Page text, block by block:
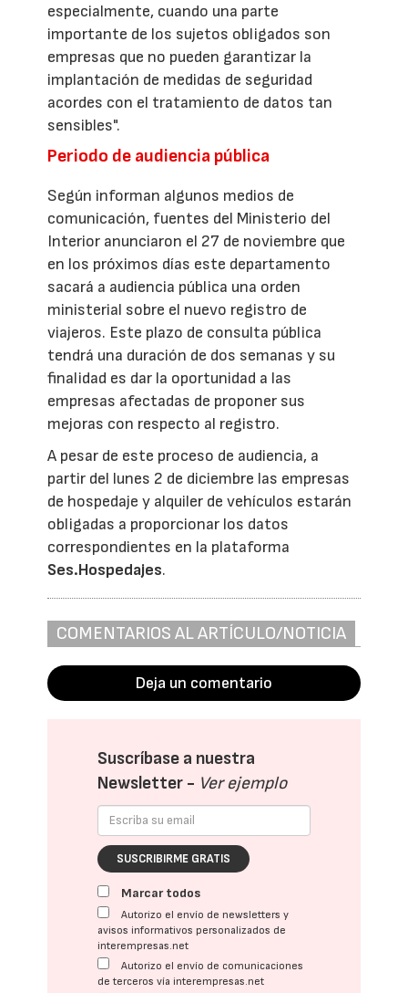
especialmente, cuando una parte
importante de los sujetos obligados son
empresas que no pueden garantizar la
implantación de medidas de seguridad
acordes con el tratamiento de datos tan
sensibles".
Periodo de audiencia pública
Según informan algunos medios de
comunicación, fuentes del Ministerio del
Interior anunciaron el 27 de noviembre que
en los próximos días este departamento
sacará a audiencia pública una orden
ministerial sobre el nuevo registro de
viajeros. Este plazo de consulta pública
tendrá una duración de dos semanas y su
finalidad es dar la oportunidad a las
empresas afectadas de proponer sus
mejoras con respecto al registro.
A pesar de este proceso de audiencia, a
partir del lunes 2 de diciembre las empresas
de hospedaje y alquiler de vehículos estarán
obligadas a proporcionar los datos
correspondientes en la plataforma
Ses.Hospedajes.
COMENTARIOS AL ARTÍCULO/NOTICIA
Deja un comentario
Suscríbase a nuestra
Newsletter - Ver ejemplo
SUSCRIBIRME GRATIS
Marcar todos
Autorizo el envío de newsletters y
avisos informativos personalizados de
interempresas.net
Autorizo el envío de comunicaciones
de terceros vía interempresas.net